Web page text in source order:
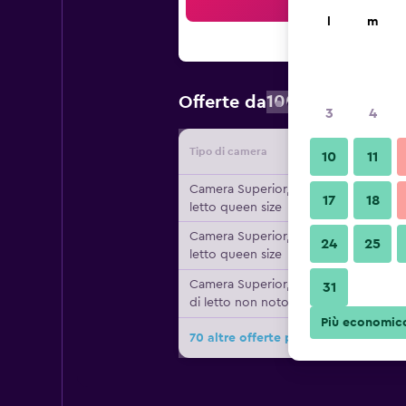
Offerte da100 € Prezzo a
Tipo di camera Fornitore
Camera Superior, 1
letto queen size
Camera Superior, 1
letto queen size
Camera Superior, Tipo
di letto non noto
70 altre offerte per Novotel Paris
m
3 4
10 11
17 18
24 25
31
Più